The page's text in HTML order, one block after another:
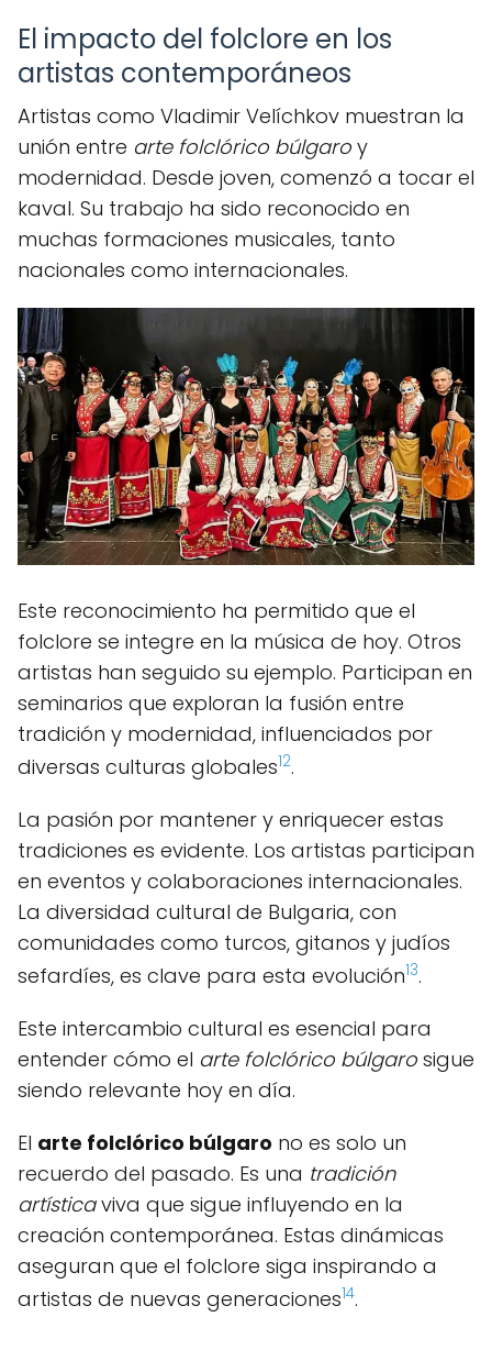
El impacto del folclore en los
artistas contemporáneos
Artistas como Vladimir Velíchkov muestran la
unión entre arte folclórico búlgaro y
modernidad. Desde joven, comenzó a tocar el
kaval. Su trabajo ha sido reconocido en
muchas formaciones musicales, tanto
nacionales como internacionales.
Este reconocimiento ha permitido que el
folclore se integre en la música de hoy. Otros
artistas han seguido su ejemplo. Participan en
seminarios que exploran la fusión entre
tradición y modernidad, influenciados por
diversas culturas globales12.
La pasión por mantener y enriquecer estas
tradiciones es evidente. Los artistas participan
en eventos y colaboraciones internacionales.
La diversidad cultural de Bulgaria, con
comunidades como turcos, gitanos y judíos
sefardíes, es clave para esta evolución13.
Este intercambio cultural es esencial para
entender cómo el arte folclórico búlgaro sigue
siendo relevante hoy en día.
El arte folclórico búlgaro no es solo un
recuerdo del pasado. Es una tradición
artísticaviva que sigue influyendo en la
creación contemporánea. Estas dinámicas
aseguran que el folclore siga inspirando a
artistas de nuevas generaciones14.